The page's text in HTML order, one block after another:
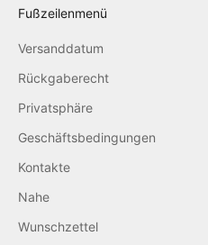
Fußzeilenmenü
Versanddatum
Rückgaberecht
Privatsphäre
Geschäftsbedingungen
Kontakte
Nahe
Wunschzettel